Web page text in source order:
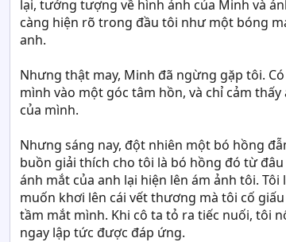
lại, tưởng tượng về hình ảnh của Minh và
càng hiện rõ trong đầu tôi như một bóng
anh.
Nhưng thật may, Minh đã ngừng gặp tôi.
mình vào một góc tâm hồn, và chỉ cảm
của mình.
Nhưng sáng nay, đột nhiên một bó hồng
buồn giải thích cho tôi là bó hồng đó từ
ánh mắt của anh lại hiện lên ám ảnh tôi.
muốn khơi lên cái vết thương mà tôi cố
tầm mắt mình. Khi cô ta tỏ ra tiếc nuối, tôi
ngay lập tức được đáp ứng.